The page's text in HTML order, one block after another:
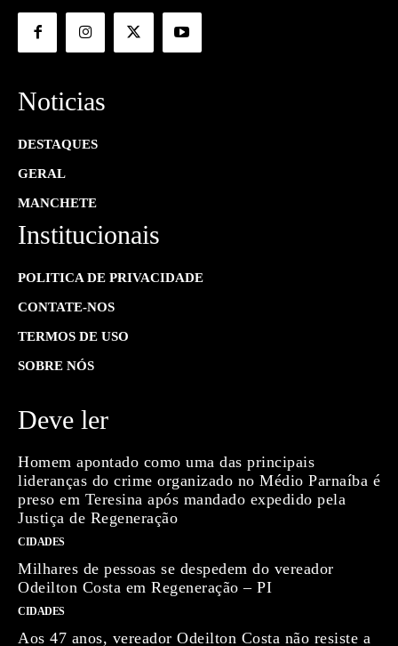
Noticias
DESTAQUES
GERAL
MANCHETE
Institucionais
POLITICA DE PRIVACIDADE
CONTATE-NOS
TERMOS DE USO
SOBRE NÓS
Deve ler
Homem apontado como uma das principais
lideranças do crime organizado no Médio Parnaíba é
preso em Teresina após mandado expedido pela
Justiça de Regeneração
CIDADES
Milhares de pessoas se despedem do vereador
Odeilton Costa em Regeneração – PI
CIDADES
Aos 47 anos, vereador Odeilton Costa não resiste a